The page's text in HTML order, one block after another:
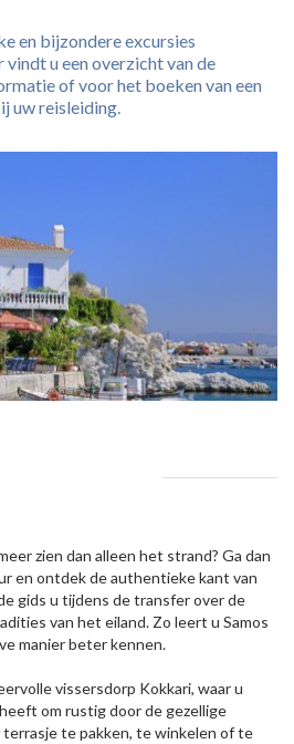
en bijzondere excursies
u een overzicht van de
of voor het boeken van een
uw reisleiding.
zien dan alleen het strand? Ga dan
en ontdek de authentieke kant van
gids u tijdens de transfer over de
van het eiland. Zo leert u Samos
manier beter kennen.
vissersdorp Kokkari, waar u
om rustig door de gezellige
te pakken, te winkelen of te